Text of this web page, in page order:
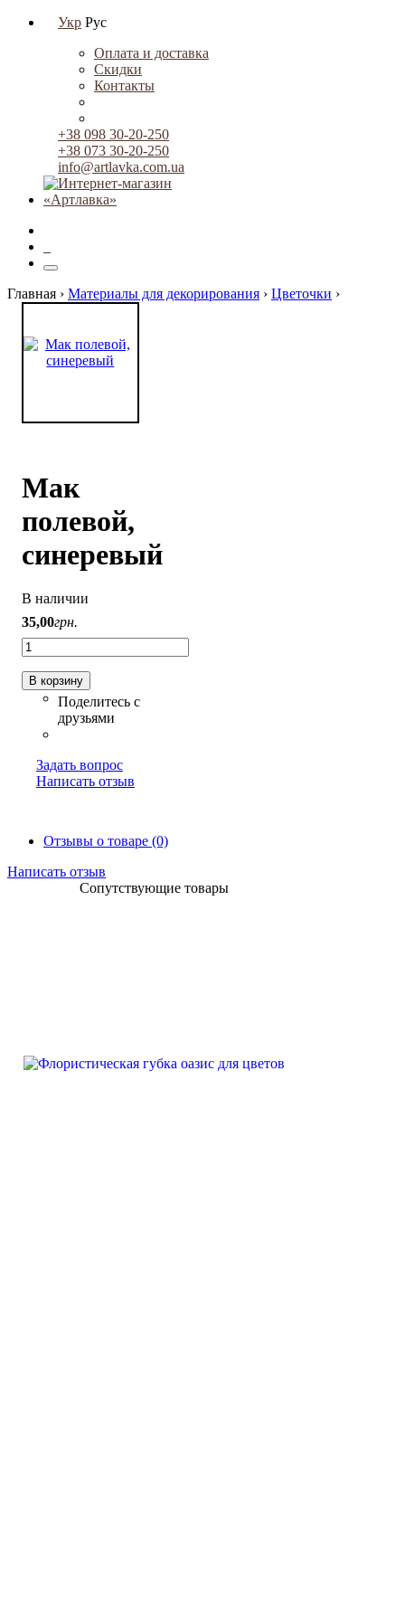
Укр Рус
Оплата и доставка
Скидки
Контакты
+38 098 30-20-250
+38 073 30-20-250
info@artlavka.com.ua
Главная › Материалы для декорирования › Цветочки ›
Мак
полевой,
синеревый
В наличии
35,00грн.
В корзину
Задать вопрос
Написать отзыв
Отзывы о товаре (0)
Написать отзыв
Сопутствующие товары